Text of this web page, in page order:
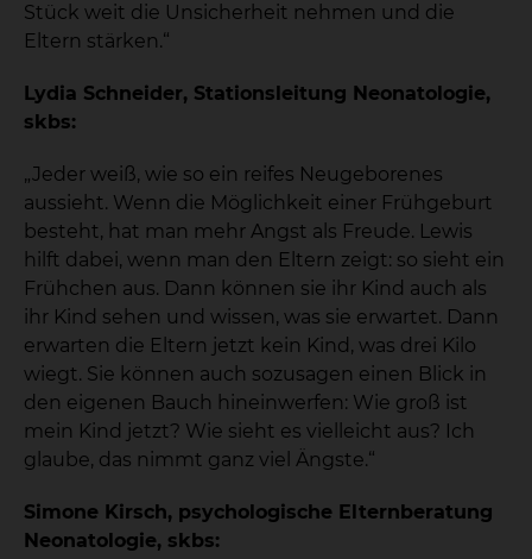
Stück weit die Unsicherheit nehmen und die
Eltern stärken.“
Lydia Schneider, Stationsleitung Neonatologie,
skbs:
„Jeder weiß, wie so ein reifes Neugeborenes
aussieht. Wenn die Möglichkeit einer Frühgeburt
besteht, hat man mehr Angst als Freude. Lewis
hilft dabei, wenn man den Eltern zeigt: so sieht ein
Frühchen aus. Dann können sie ihr Kind auch als
ihr Kind sehen und wissen, was sie erwartet. Dann
erwarten die Eltern jetzt kein Kind, was drei Kilo
wiegt. Sie können auch sozusagen einen Blick in
den eigenen Bauch hineinwerfen: Wie groß ist
mein Kind jetzt? Wie sieht es vielleicht aus? Ich
glaube, das nimmt ganz viel Ängste.“
Simone Kirsch, psychologische Elternberatung
Neonatologie, skbs: